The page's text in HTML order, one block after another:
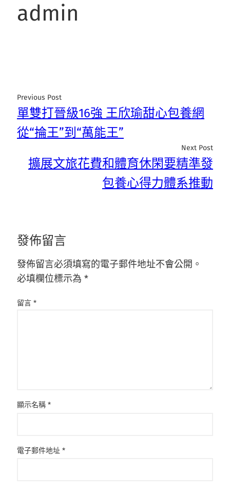
admin
Previous Post
單雙打晉級16強 王欣瑜甜心包養網
從“掄王”到“萬能王”
Next Post
擴展文旅花費和體育休閑要精準發
包養心得力體系推動
發佈留言
發佈留言必須填寫的電子郵件地址不會公開。
必填欄位標示為 *
留言 *
顯示名稱 *
電子郵件地址 *